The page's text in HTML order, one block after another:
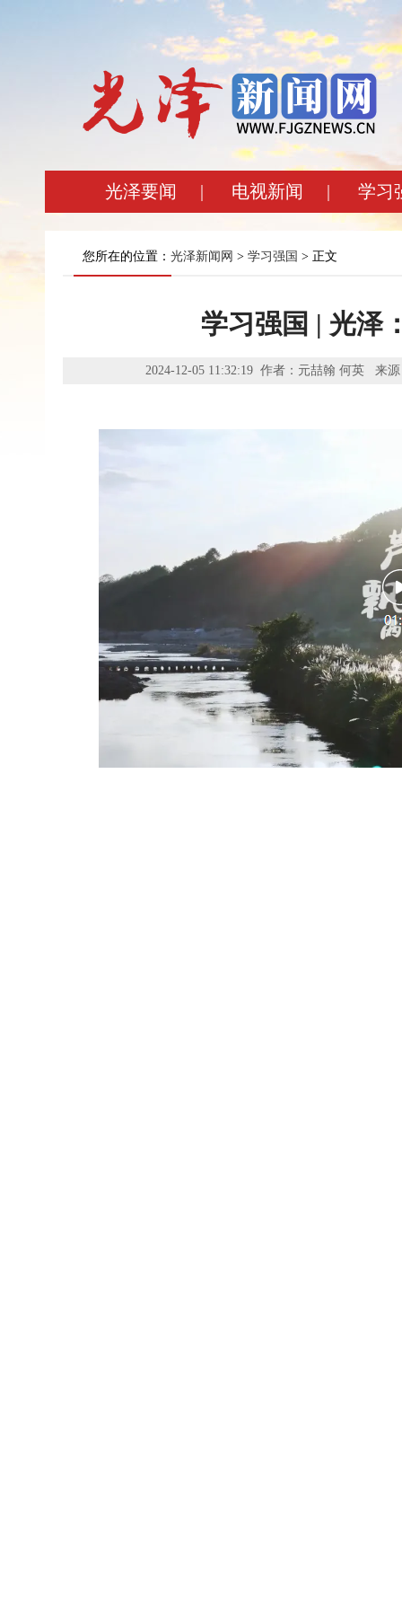
光泽要闻 | 电视新闻 | 学习
您所在的位置： 光泽新闻网 > 学习强国 > 正文
学习强国 | 光泽
2024-12-05 11:32:19 作者：元喆翰 何英 来